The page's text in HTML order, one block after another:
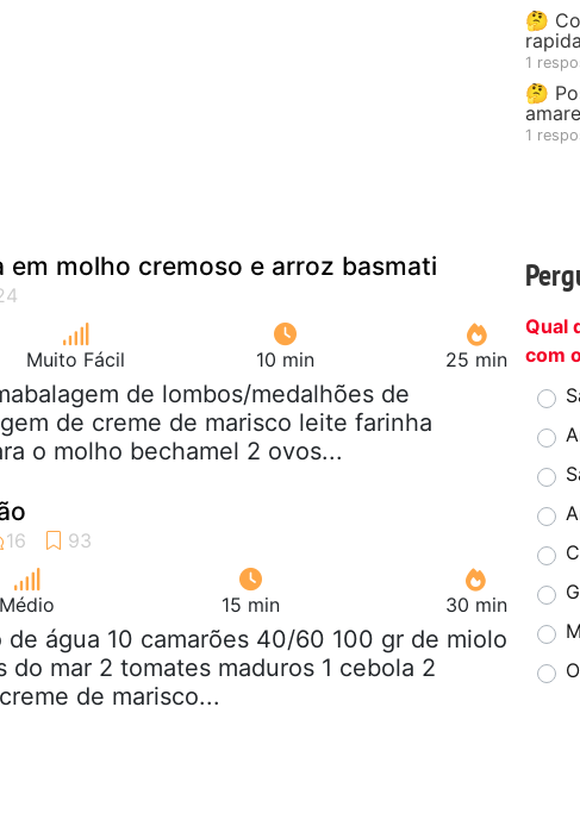
em molho cremoso e arroz basmati
Muito Fácil 10 min 25 min
de lombos/medalhões de
de creme de marisco leite farinha
o molho bechamel 2 ovos...
Médio 15 min 30 min
de água 10 camarões 40/60 100 gr de miolo
do mar 2 tomates maduros 1 cebola 2
de marisco...
🤔
1
🤔
1
Qual
com